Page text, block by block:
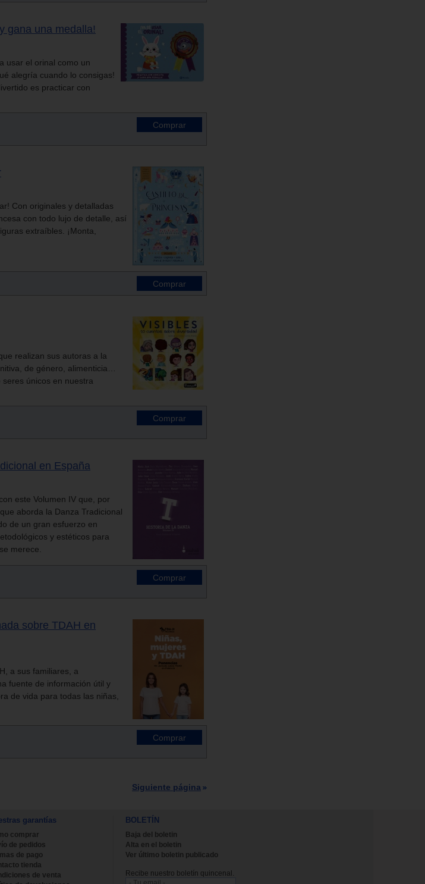
gana una medalla!
usar el orinal como un
alegría cuando lo consigas!
es practicar con
Con originales y detalladas
con todo lujo de detalle, así
extraíbles. ¡Monta,
realizan sus autoras a la
de género, alimenticia…
únicos en nuestra
en España
este Volumen IV que, por
aborda la Danza Tradicional
de un gran esfuerzo en
y estéticos para
merece.
sobre TDAH en
a sus familiares, a
fuente de información útil y
de vida para todas las niñas,
Siguiente página
garantías
comprar
de pedidos
de pago
tienda
de venta
BOLETÍN
Baja del boletin
Alta en el boletin
Ver último boletin publicado
Recibe nuestro boletín quincenal.